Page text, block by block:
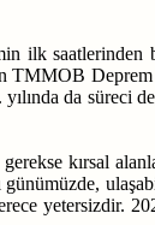
saatlerinden
TMMOB
da
kırsal
günümüzde,
yetersizdir.